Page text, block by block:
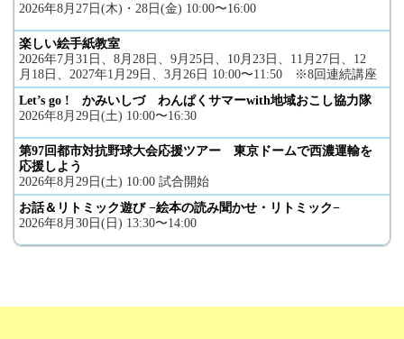
2026年8月27日(木)・28日(金) 10:00〜16:00
楽しい絵手紙教室
2026年7月31日、8月28日、9月25日、10月23日、11月27日、12
月18日、2027年1月29日、3月26日 10:00〜11:50 ※8回連続講座
Let’s go ! かみいしづ わんぱくサマーwith地域おこし協力隊
2026年8月29日(土) 10:00〜16:30
第97回都市対抗野球大会応援ツアー 東京ドームで西濃運輸を
応援しよう
2026年8月29日(土) 10:00 試合開始
お話＆リトミック遊び −絵本の読み聞かせ・リトミック−
2026年8月30日(日) 13:30〜14:00